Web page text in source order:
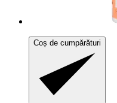
Coș de cumpărături